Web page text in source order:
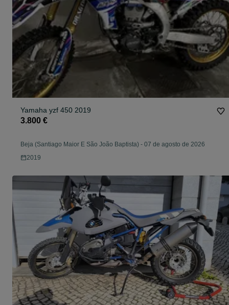
Yamaha yzf 450 2019
3.800 €
Beja (Santiago Maior E São João Baptista) - 07 de agosto de 2026
2019